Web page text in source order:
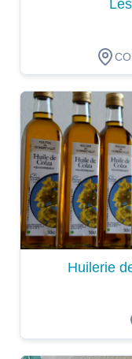
Dégustation
Huilerie